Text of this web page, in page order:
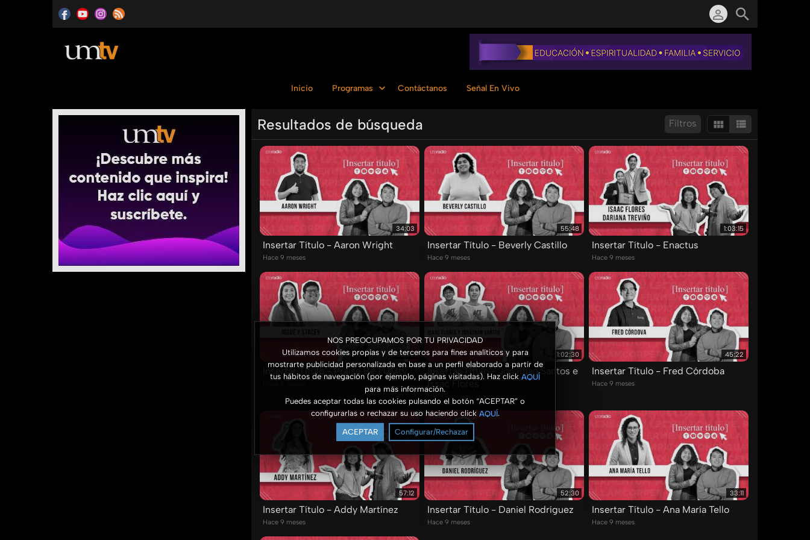
NOS PREOCUPAMOS POR TU PRIVACIDAD
Utilizamos cookies propias y de terceros para fines analíticos y para
mostrarte publicidad personalizada en base a un perfil elaborado a partir de
tus hábitos de navegación (por ejemplo, páginas visitadas). Haz click AQUÍ
para más información.
Puedes aceptar todas las cookies pulsando el botón “ACEPTAR” o
configurarlas o rechazar su uso haciendo click AQUÍ.
ACEPTAR Configurar/Rechazar
Inicio Programas Contáctanos Señal En Vivo
Filtros
Resultados de búsqueda
Ordenar por: Mostrar:
34:03
Insertar Título - Aaron Wright
Hace 9 meses
55:48
Insertar Título - Beverly Castillo
Hace 9 meses
1:03:15
Insertar Título - Enactus
Hace 9 meses
58:46
Insertar Título - Praise Be | UMtv
1:02:30
Insertar Título - Jonathan Santos e
Issac Flores
Hace 9 meses
45:22
Insertar Título - Fred Córdoba
Hace 9 meses
57:12
Insertar Título - Addy Martínez
Hace 9 meses
52:30
Insertar Título - Daniel Rodríguez
Hace 9 meses
33:11
Insertar Título - Ana María Tello
Hace 9 meses